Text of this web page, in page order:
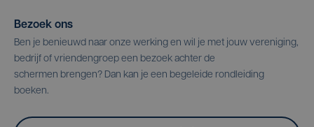
Bezoek ons
Ben je benieuwd naar onze werking en wil je met jouw vereniging,
bedrijf of vriendengroep een bezoek achter de
schermen brengen? Dan kan je een begeleide rondleiding
boeken.